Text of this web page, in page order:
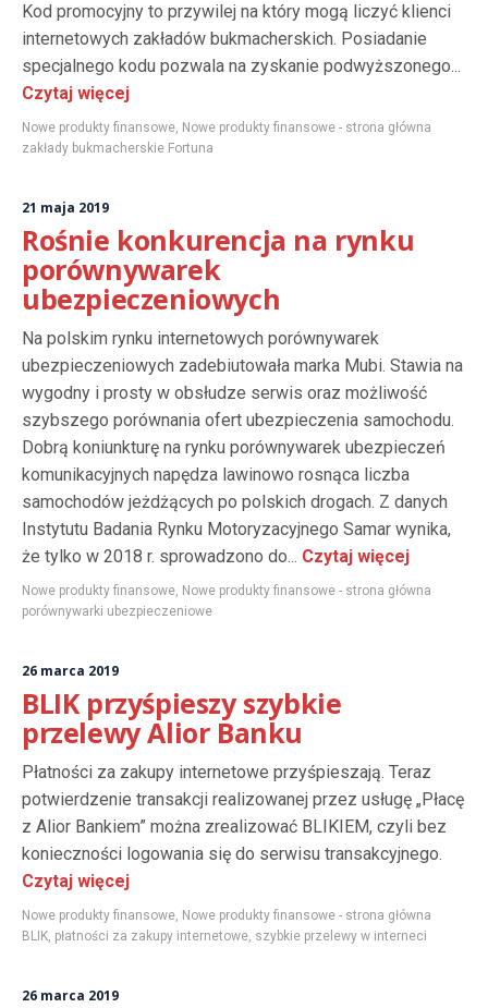
Kod promocyjny to przywilej na który mogą liczyć klienci
internetowych zakładów bukmacherskich. Posiadanie
specjalnego kodu pozwala na zyskanie podwyższonego...
Czytaj więcej
Nowe produkty finansowe, Nowe produkty finansowe - strona główna
zakłady bukmacherskie Fortuna
21 maja 2019
Rośnie konkurencja na rynku
porównywarek
ubezpieczeniowych
Na polskim rynku internetowych porównywarek
ubezpieczeniowych zadebiutowała marka Mubi. Stawia na
wygodny i prosty w obsłudze serwis oraz możliwość
szybszego porównania ofert ubezpieczenia samochodu.
Dobrą koniunkturę na rynku porównywarek ubezpieczeń
komunikacyjnych napędza lawinowo rosnąca liczba
samochodów jeżdżących po polskich drogach. Z danych
Instytutu Badania Rynku Motoryzacyjnego Samar wynika,
że tylko w 2018 r. sprowadzono do... Czytaj więcej
Nowe produkty finansowe, Nowe produkty finansowe - strona główna
porównywarki ubezpieczeniowe
26 marca 2019
BLIK przyśpieszy szybkie
przelewy Alior Banku
Płatności za zakupy internetowe przyśpieszają. Teraz
potwierdzenie transakcji realizowanej przez usługę „Płacę
z Alior Bankiem” można zrealizować BLIKIEM, czyli bez
konieczności logowania się do serwisu transakcyjnego.
Czytaj więcej
Nowe produkty finansowe, Nowe produkty finansowe - strona główna
BLIK, płatności za zakupy internetowe, szybkie przelewy w interneci
26 marca 2019